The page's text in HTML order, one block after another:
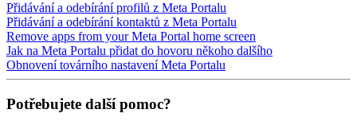
Přidávání a odebírání profilů z Meta Portalu
Přidávání a odebírání kontaktů z Meta Portalu
Remove apps from your Meta Portal home screen
Jak na Meta Portalu přidat do hovoru někoho dalšího
Obnovení továrního nastavení Meta Portalu
Potřebujete další pomoc?